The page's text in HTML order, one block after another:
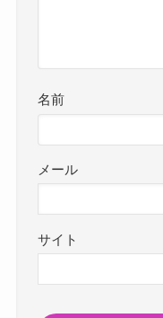
名前
メール
サイト